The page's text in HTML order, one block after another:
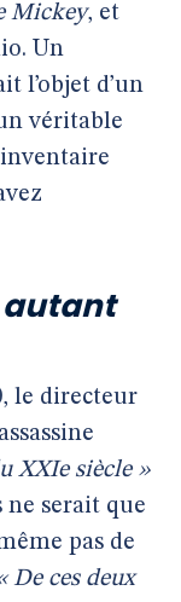
Mickey, et
Un
l’objet d’un
véritable
inventaire
autant
le directeur
XXIe siècle »
ne serait que
pas de
De ces deux